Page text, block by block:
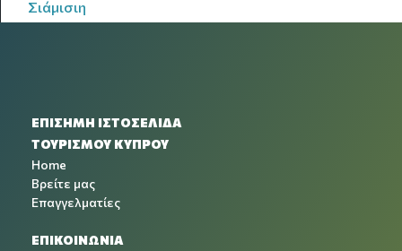
Σιάμισιη
ΕΠΙΣΗΜΗ ΙΣΤΟΣΕΛΙΔΑ
ΤΟΥΡΙΣΜΟΥ ΚΥΠΡΟΥ
Home
Βρείτε μας
Επαγγελματίες
ΕΠΙΚΟΙΝΩΝΙΑ